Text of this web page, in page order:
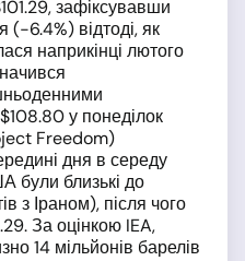
зафіксувавши
відтоді, як
наприкінці лютого
у понеділок
Freedom)
дня в середу
були близькі до
з Іраном), після чого
За оцінкою IEA,
14 мільйонів барелів